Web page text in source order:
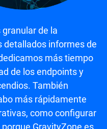
de la
detallados informes de
más tiempo
de los endpoints y
También
más rápidamente
como configurar
GravityZone es